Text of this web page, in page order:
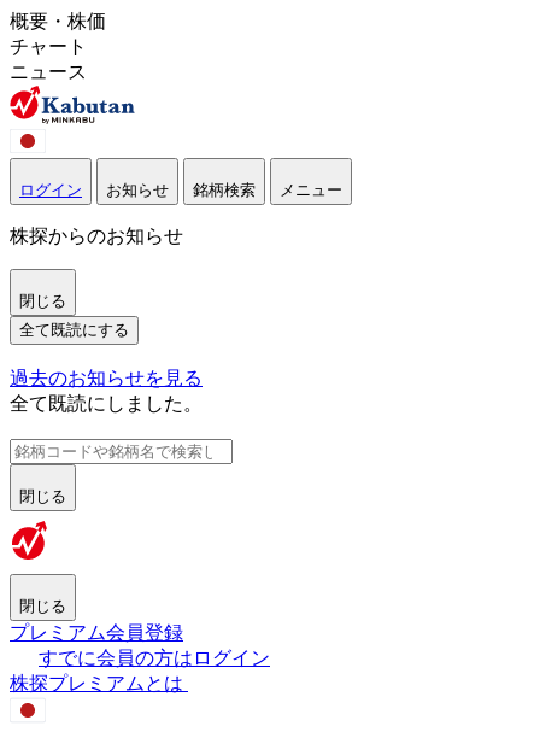
概要・株価
チャート
ニュース
ログイン お知らせ 銘柄検索 メニュー
株探からのお知らせ
閉じる
全て既読にする
過去のお知らせを見る
全て既読にしました。
閉じる
閉じる
プレミアム会員登録
すでに会員の方はログイン
株探プレミアムとは